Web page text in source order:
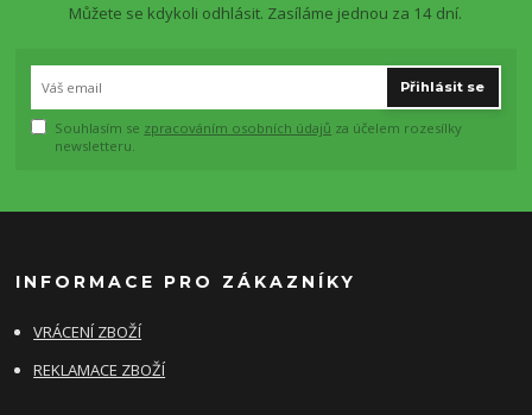
Můžete se kdykoli odhlásit. Zasíláme jednou za 14 dní.
Přihlásit se
Souhlasím se zpracováním osobních údajů za účelem rozesílky
newsletteru.
INFORMACE PRO ZÁKAZNÍKY
VRÁCENÍ ZBOŽÍ
REKLAMACE ZBOŽÍ